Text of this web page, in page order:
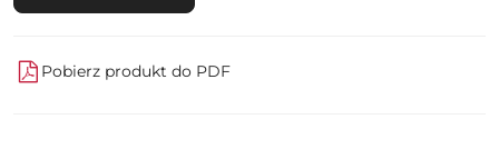
Pobierz produkt do PDF